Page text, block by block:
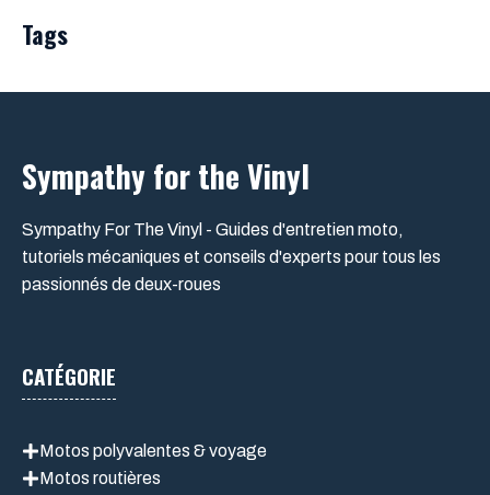
Tags
Sympathy for the Vinyl
Sympathy For The Vinyl - Guides d'entretien moto,
tutoriels mécaniques et conseils d'experts pour tous les
passionnés de deux-roues
CATÉGORIE
Motos polyvalentes & voyage
Motos routières